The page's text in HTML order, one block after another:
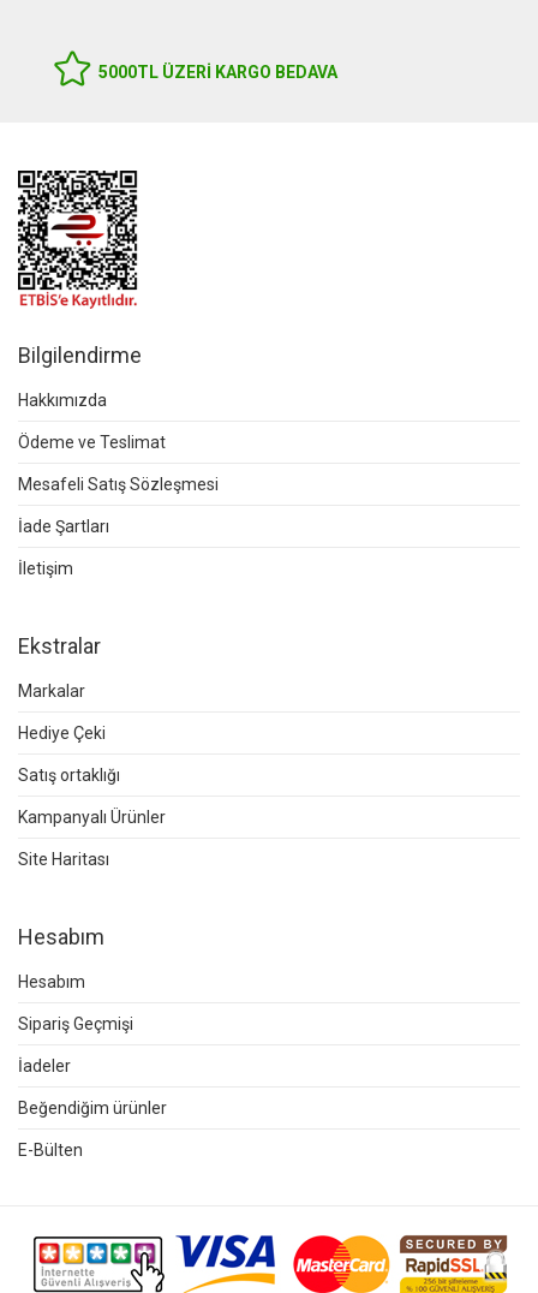
5000TL ÜZERI KARGO BEDAVA
Bilgilendirme
Hakkımızda
Ödeme ve Teslimat
Mesafeli Satış Sözleşmesi
İade Şartları
İletişim
Ekstralar
Markalar
Hediye Çeki
Satış ortaklığı
Kampanyalı Ürünler
Site Haritası
Hesabım
Hesabım
Sipariş Geçmişi
İadeler
Beğendiğim ürünler
E-Bülten